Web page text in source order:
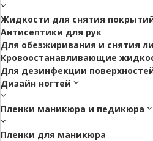
Жидкости для снятия
Антисептики для рук
Для обезжиривания и снятия
Кровоостанавливающие
Для дезинфекции
Дизайн ногтей
Пленки маникюра и педикюра
Пленки для маникюра